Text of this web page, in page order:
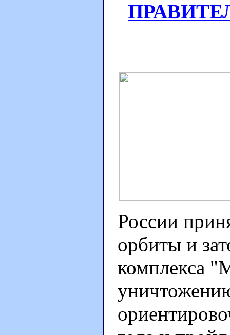
России
орбиты и
комплекса